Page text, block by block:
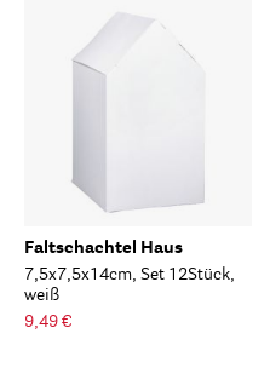
Faltschachtel Haus
7,5x7,5x14cm, Set 12Stück,
weiß
9,49 €